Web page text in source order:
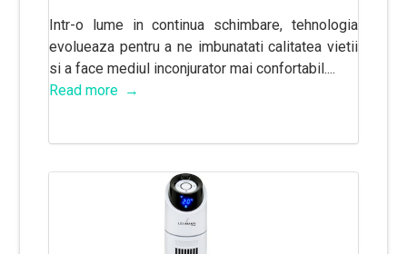
Intr-o lume in continua schimbare, tehnologia
evolueaza pentru a ne imbunatati calitatea vietii
si a face mediul inconjurator mai confortabil....
Read more